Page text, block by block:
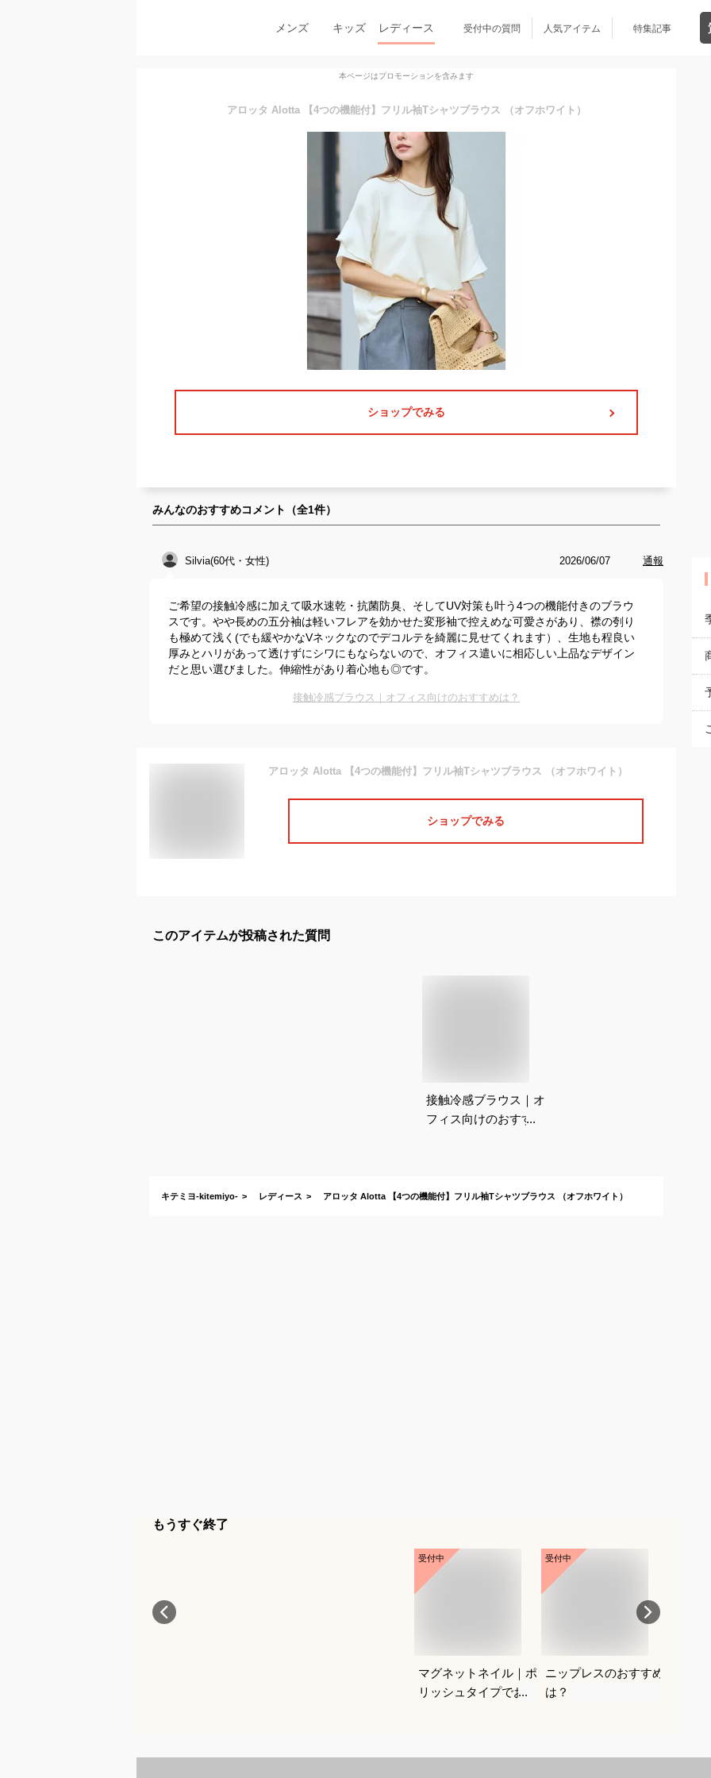
メンズ キッズ レディース 受付中の質問 人気アイテム 特集記事
本ページはプロモーションを含みます
アロッタ Alotta 【4つの機能付】フリル袖Tシャツブラウス （オフホワイト）
ショップでみる
みんなのおすすめコメント（全1件）
Silvia(60代・女性) 2026/06/07 通報
ご希望の接触冷感に加えて吸水速乾・抗菌防臭、そしてUV対策も叶う4つの機能付きのブラウ
スです。やや長めの五分袖は軽いフレアを効かせた変形袖で控えめな可愛さがあり、襟の刳り
も極めて浅く(でも緩やかなVネックなのでデコルテを綺麗に見せてくれます）、生地も程良い
厚みとハリがあって透けずにシワにもならないので、オフィス遣いに相応しい上品なデザイン
だと思い選びました。伸縮性があり着心地も◎です。
接触冷感ブラウス｜オフィス向けのおすすめは？
アロッタ Alotta 【4つの機能付】フリル袖Tシャツブラウス （オフホワイト）
ショップでみる
このアイテムが投稿された質問
接触冷感ブラウス｜オ
フィス向けのおすすめ
キテミヨ-kitemiyo- レディース アロッタ Alotta 【4つの機能付】フリル袖Tシャツブラウス （オフホワイト）
もうすぐ終了
受付中
マグネットネイル｜ポ
リッシュタイプでおす
受付中
ニップレスのおすすめ
は？